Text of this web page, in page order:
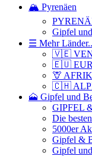
🏔️ Pyrenäen
Gipfel
☰ Mehr
🇻🇪
🇪🇺
🦒
🇨🇭
🗻 Gipfel und
GIPFEL
Die
5000er
Gipfel &
Gipfel